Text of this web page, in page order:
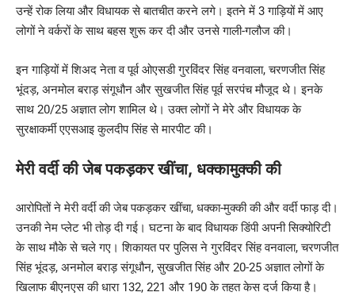
उन्हें रोक लिया और विधायक से बातचीत करने लगे। इतने में 3 गाड़ियों में आए
लोगों ने वर्करों के साथ बहस शुरू कर दी और उनसे गाली-गलौज की।
इन गाड़ियों में शिअद नेता व पूर्व ओएसडी गुरविंदर सिंह वनवाला, चरणजीत सिंह
भूंदड़, अनमोल बराड़ संगूधौन और सुखजीत सिंह पूर्व सरपंच मौजूद थे। इनके
साथ 20/25 अज्ञात लोग शामिल थे। उक्त लोगों ने मेरे और विधायक के
सुरक्षाकर्मी एएसआइ कुलदीप सिंह से मारपीट की।
मेरी वर्दी की जेब पकड़कर खींचा, धक्कामुक्की की
आरोपितों ने मेरी वर्दी की जेब पकड़कर खींचा, धक्का-मुक्की की और वर्दी फाड़ दी।
उनकी नेम प्लेट भी तोड़ दी गई। घटना के बाद विधायक डिंपी अपनी सिक्योरिटी
के साथ मौके से चले गए। शिकायत पर पुलिस ने गुरविंदर सिंह वनवाला, चरणजीत
सिंह भूंदड़, अनमोल बराड़ संगूधौन, सुखजीत सिंह और 20-25 अज्ञात लोगों के
खिलाफ बीएनएस की धारा 132, 221 और 190 के तहत केस दर्ज किया है।